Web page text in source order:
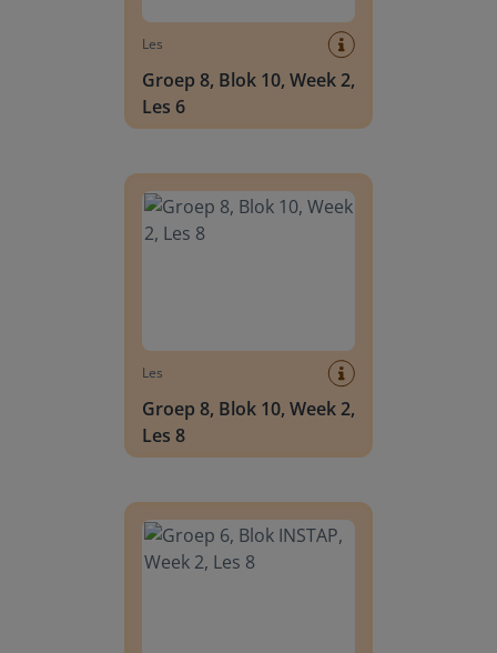
Les
Groep 8, Blok 10, Week 2,
Les 6
Les
Groep 8, Blok 10, Week 2,
Les 8